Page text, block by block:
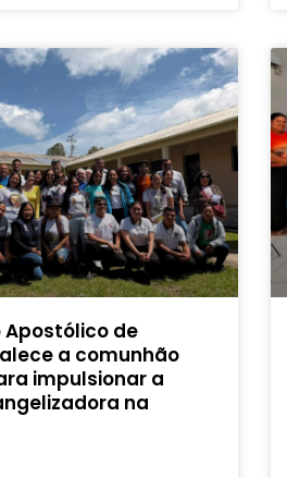
Apostólico de
a comunhão
impulsionar a
na